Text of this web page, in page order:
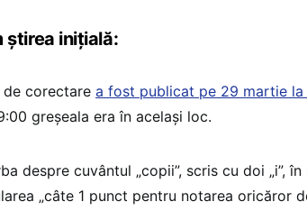
știrea inițială:
de corectare a fost publicat pe 29 martie la
greșeala era în același loc.
despre cuvântul „copii”, scris cu doi „i”,
„câte 1 punct pentru notarea oricăror